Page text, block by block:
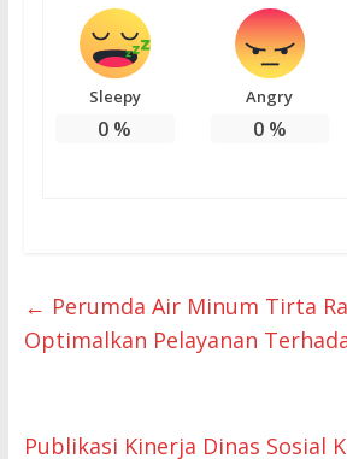
Sleepy
0 %
Angry
0%
← Perumda Air Minum Tirta
Optimalkan Pelayanan
Publikasi Kinerja Dinas Sosial